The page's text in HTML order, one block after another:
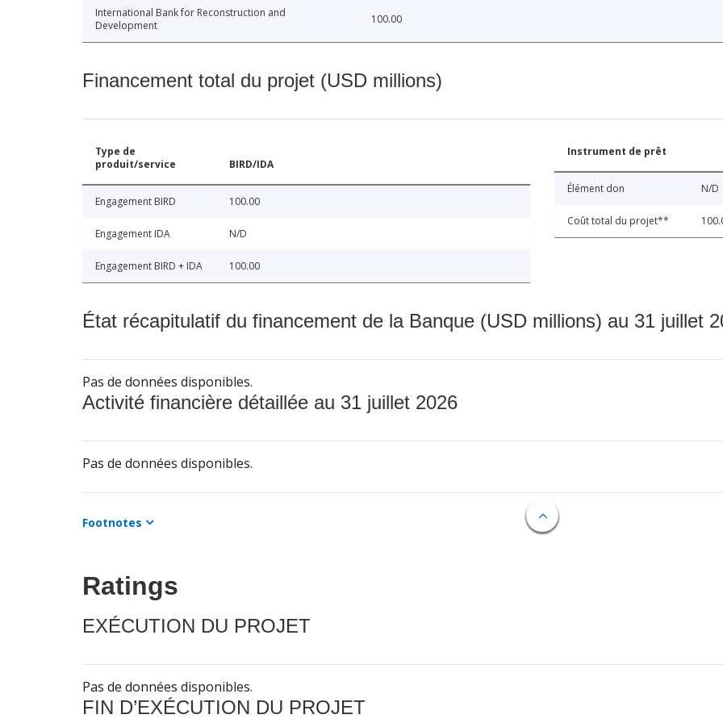
International Bank for Reconstruction and
Development
100.00
Financement total du projet (USD millions)
Type de
produit/service
BIRD/IDA
Engagement BIRD 100.00
Engagement IDA N/D
Engagement BIRD + IDA 100.00
Instrument de prêt
Élément don N/D
Coût total du projet**
État récapitulatif du financement de la Banque (USD millions) au 31 juillet
Pas de données disponibles.
Activité financière détaillée au 31 juillet 2026
Pas de données disponibles.
Footnotes
Ratings
EXÉCUTION DU PROJET
Pas de données disponibles.
FIN D’EXÉCUTION DU PROJET